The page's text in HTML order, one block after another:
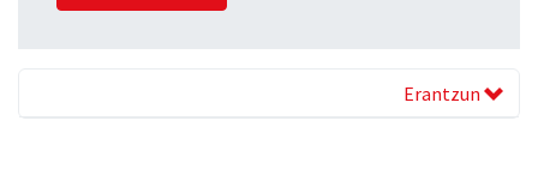
Erantzun